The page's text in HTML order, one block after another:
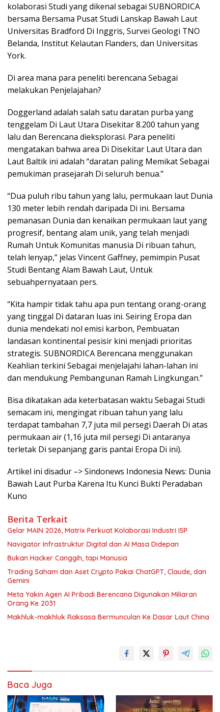
kolaborasi Studi yang dikenal sebagai SUBNORDICA
bersama Bersama Pusat Studi Lanskap Bawah Laut
Universitas Bradford Di Inggris, Survei Geologi TNO
Belanda, Institut Kelautan Flanders, dan Universitas
York.
Di area mana para peneliti berencana Sebagai
melakukan Penjelajahan?
Doggerland adalah salah satu daratan purba yang
tenggelam Di Laut Utara Disekitar 8.200 tahun yang
lalu dan Berencana dieksplorasi. Para peneliti
mengatakan bahwa area Di Disekitar Laut Utara dan
Laut Baltik ini adalah “daratan paling Memikat Sebagai
pemukiman prasejarah Di seluruh benua.”
“Dua puluh ribu tahun yang lalu, permukaan laut Dunia
130 meter lebih rendah daripada Di ini. Bersama
pemanasan Dunia dan kenaikan permukaan laut yang
progresif, bentang alam unik, yang telah menjadi
Rumah Untuk Komunitas manusia Di ribuan tahun,
telah lenyap,” jelas Vincent Gaffney, pemimpin Pusat
Studi Bentang Alam Bawah Laut, Untuk
sebuahpernyataan pers.
“Kita hampir tidak tahu apa pun tentang orang-orang
yang tinggal Di dataran luas ini. Seiring Eropa dan
dunia mendekati nol emisi karbon, Pembuatan
landasan kontinental pesisir kini menjadi prioritas
strategis. SUBNORDICA Berencana menggunakan
Keahlian terkini Sebagai menjelajahi lahan-lahan ini
dan mendukung Pembangunan Ramah Lingkungan.”
Bisa dikatakan ada keterbatasan waktu Sebagai Studi
semacam ini, mengingat ribuan tahun yang lalu
terdapat tambahan 7,7 juta mil persegi Daerah Di atas
permukaan air (1,16 juta mil persegi Di antaranya
terletak Di sepanjang garis pantai Eropa Di ini).
Artikel ini disadur –> Sindonews Indonesia News: Dunia
Bawah Laut Purba Karena Itu Kunci Bukti Peradaban
Kuno
Berita Terkait
Gelar MAIN 2026, Matrix Perkuat Kolaborasi Industri ISP
Navigator Infrastruktur Digital dan AI Masa Didepan
Bukan Hacker Canggih, tapi Manusia
Trading Saham dan Aset Crypto Pakai ChatGPT, Claude, dan
Gemini
Meta Yakin Agen AI Pribadi Berencana Digunakan Miliaran
Orang Ke 2031
Makhluk-makhluk Raksasa Bermunculan Ke Dasar Laut China
Baca Juga